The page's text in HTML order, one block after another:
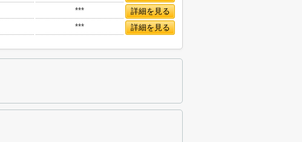
***
詳細を見る
*** 詳細を見る